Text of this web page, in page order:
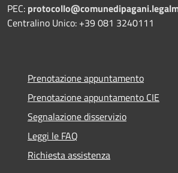
PEC:
Centralino Unico: +39 081 3240111
Prenotazione appuntamento
Prenotazione appuntamento CIE
Segnalazione disservizio
Leggi le FAQ
Richiesta assistenza